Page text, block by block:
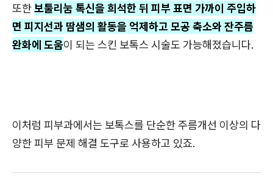
또한보툴리눔 톡신을 희석한 뒤 피부 표면 가까이 주입하
면 피지선과 땀샘의 활동을 억제하고 모공 축소와 잔주름
완화에 도움이 되는 스킨 보톡스 시술도 가능해졌습니다.
이처럼 피부과에서는 보톡스를 단순한 주름개선 이상의 다
양한 피부 문제 해결 도구로 사용하고 있죠.